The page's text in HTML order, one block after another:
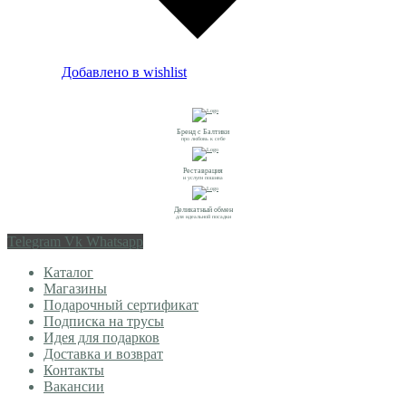
Добавлено в wishlist
Бренд с Балтики
про любовь к себе
Реставрация
и услуги пошива
Деликатный обмен
для идеальной посадки
Telegram Vk Whatsapp
Каталог
Магазины
Подарочный сертификат
Подписка на трусы
Идея для подарков
Доставка и возврат
Контакты
Вакансии